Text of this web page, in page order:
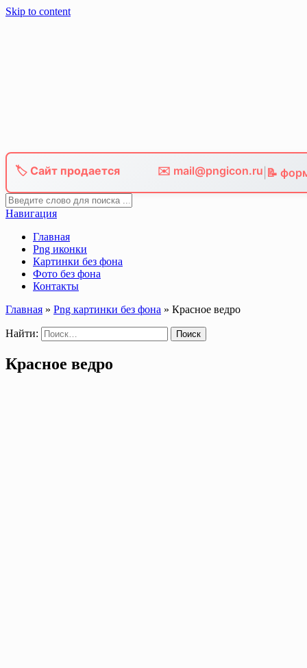
Skip to content
🏷️ Сайт продается ✉️ mail@pngicon.ru 📝
Навигация
Главная
Png иконки
Картинки без фона
Фото без фона
Контакты
Главная » Png картинки без фона » Красное ведро
Найти:
Красное ведро